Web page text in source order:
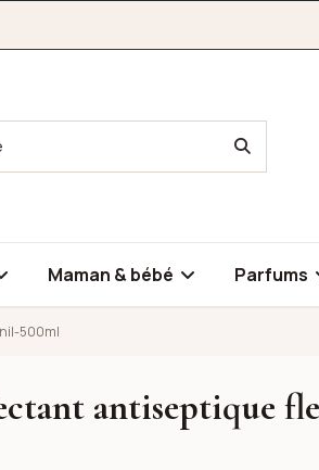
Maman & bébé Parfums
500ml
antiseptique